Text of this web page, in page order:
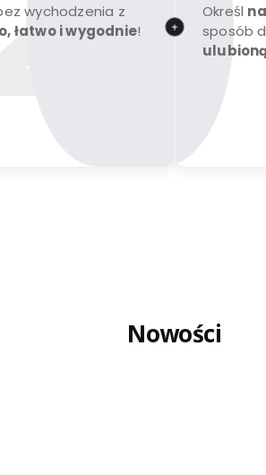
wychodzenia z
łatwo i wygodnie!
Określ
sposób
Nowości